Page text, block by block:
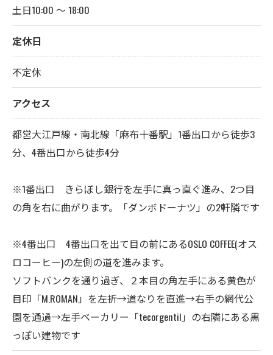
土日10:00 ～ 18:00
定休日
不定休
アクセス
都営大江戸線・南北線「麻布十番駅」1番出口から徒歩3
分、4番出口から徒歩4分
※1番出口 きらぼし銀行を左手に真っ直ぐ進み、2つ目
の角を右に曲がります。「ダンボドーナツ」の2軒隣です
※4番出口 4番出口を出て目の前にあるOSLO COFFEE(オス
ロコーヒー)の左側の道を進みます。
ソフトバンクを通り過ぎ、２本目の角左手にある黄色が
目印「M.ROMAN」を左折→道なりを直進→右手の網代公
園を通過→左手ベーカリー「tecorgentil」の右隣にある黒
っぽい建物です